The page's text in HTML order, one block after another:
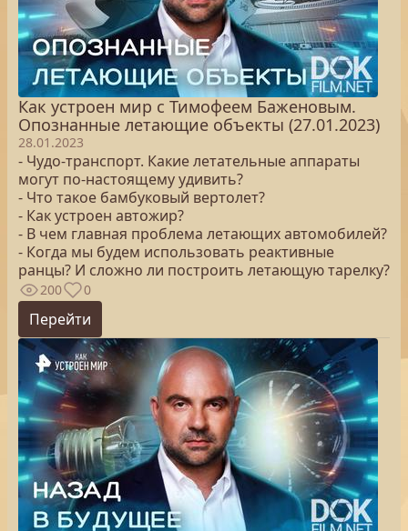
Как устроен мир с Тимофеем Баженовым.
Опознанные летающие объекты (27.01.2023)
28.01.2023
- Чудо-транспорт. Какие летательные аппараты
могут по-настоящему удивить?
- Что такое бамбуковый вертолет?
- Как устроен автожир?
- В чем главная проблема летающих автомобилей?
- Когда мы будем использовать реактивные
ранцы? И сложно ли построить летающую тарелку?
200 0
Перейти